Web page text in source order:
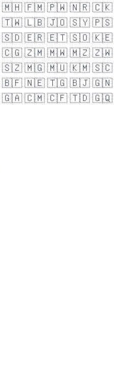
🇲🇭🇫🇲🇵🇼🇳🇷🇨🇰
🇹🇼🇱🇧🇯🇴🇸🇾🇵🇸
🇸🇩🇪🇷🇪🇹🇸🇴🇰🇪
🇨🇬🇿🇲🇲🇼🇲🇿🇿🇼
🇸🇿🇲🇬🇲🇺🇰🇲🇸🇨
🇧🇫🇳🇪🇹🇬🇧🇯🇬🇳
🇬🇦🇨🇲🇨🇫🇹🇩🇬🇶